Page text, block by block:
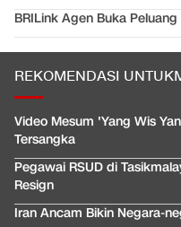
BRILink Agen Buka
REKOMENDASI
Video Mesum 'Yang Wis
Tersangka
Pegawai RSUD di
Resign
Iran Ancam Bikin Negara-